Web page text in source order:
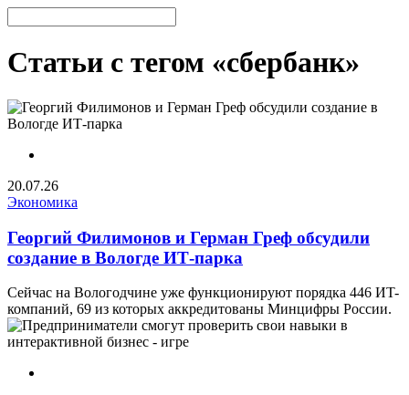
Статьи с тегом «сбербанк»
20.07.26
Экономика
Георгий Филимонов и Герман Греф обсудили
создание в Вологде ИТ-парка
Сейчас на Вологодчине уже функционируют порядка 446 ИT-
компаний, 69 из которых аккредитованы Минцифры России.